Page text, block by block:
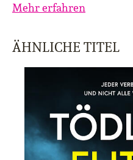
Mehr erfahren
ÄHNLICHE TITEL